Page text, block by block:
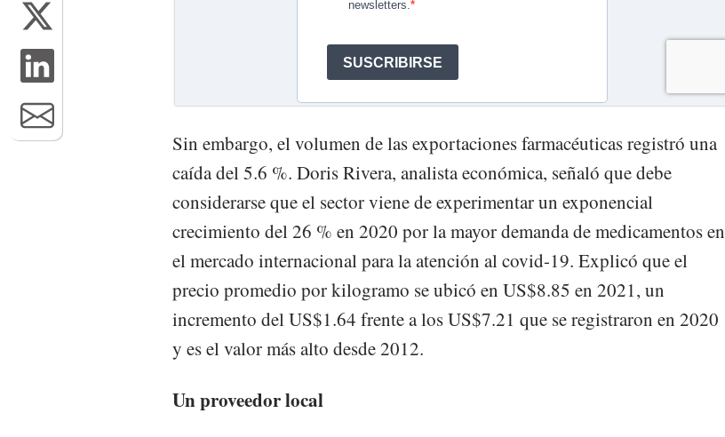
Sin embargo, el volumen de las exportaciones farmacéuticas registró una
caída del 5.6 %. Doris Rivera, analista económica, señaló que debe
considerarse que el sector viene de experimentar un exponencial
crecimiento del 26 % en 2020 por la mayor demanda de medicamentos en
el mercado internacional para la atención al covid-19. Explicó que el
precio promedio por kilogramo se ubicó en US$8.85 en 2021, un
incremento del US$1.64 frente a los US$7.21 que se registraron en 2020
y es el valor más alto desde 2012.
Un proveedor local